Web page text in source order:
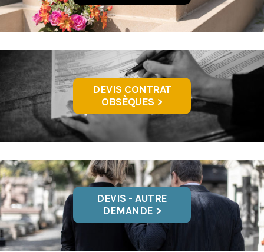
DEVIS CONTRAT
OBSÈQUES >
DEVIS - AUTRE
DEMANDE >